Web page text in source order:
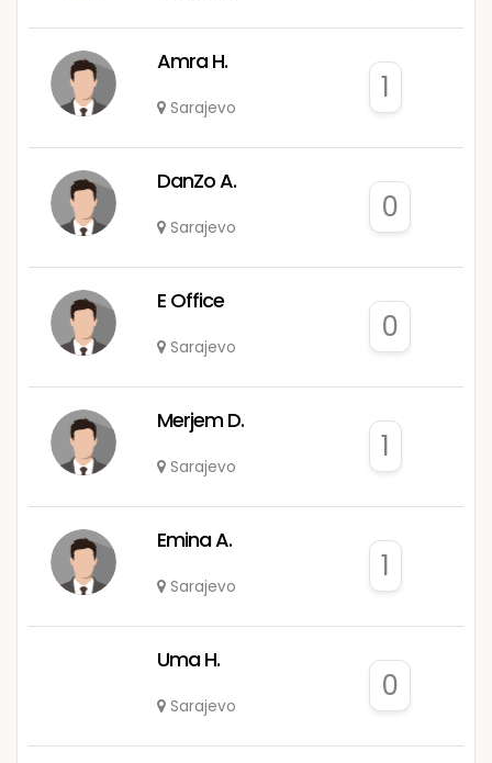
Amra H.
Sarajevo
1
DanZo A.
Sarajevo
0
E Office
Sarajevo
0
Merjem D.
Sarajevo
1
Emina A.
Sarajevo
1
Uma H.
Sarajevo
0